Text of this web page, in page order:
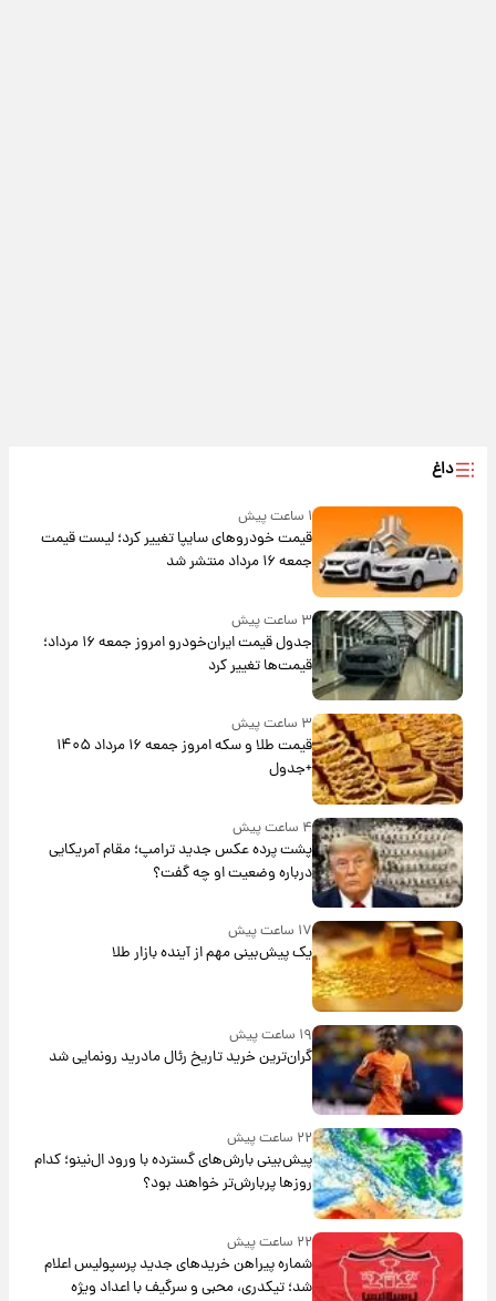
داغ
۱ ساعت پیش
قیمت خودروهای سایپا تغییر کرد؛ لیست قیمت
جمعه ۱۶ مرداد منتشر شد
۳ ساعت پیش
جدول قیمت ایران‌خودرو امروز جمعه ۱۶ مرداد؛
قیمت‌ها تغییر کرد
۳ ساعت پیش
قیمت طلا و سکه امروز جمعه ۱۶ مرداد ۱۴۰۵
+جدول
۴ ساعت پیش
پشت پرده عکس جدید ترامپ؛ مقام آمریکایی
درباره وضعیت او چه گفت؟
۱۷ ساعت پیش
یک پیش‌بینی مهم از آینده بازار طلا
۱۹ ساعت پیش
گران‌ترین خرید تاریخ رئال مادرید رونمایی شد
۲۲ ساعت پیش
پیش‌بینی بارش‌های گسترده با ورود ال‌نینو؛ کدام
روزها پربارش‌تر خواهند بود؟
۲۲ ساعت پیش
شماره پیراهن خریدهای جدید پرسپولیس اعلام
شد؛ تیکدری، محبی و سرگیف با اعداد ویژه